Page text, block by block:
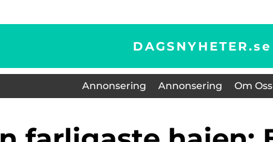
DAGSNYHETER.se
Annonsering Annonsering Om Oss